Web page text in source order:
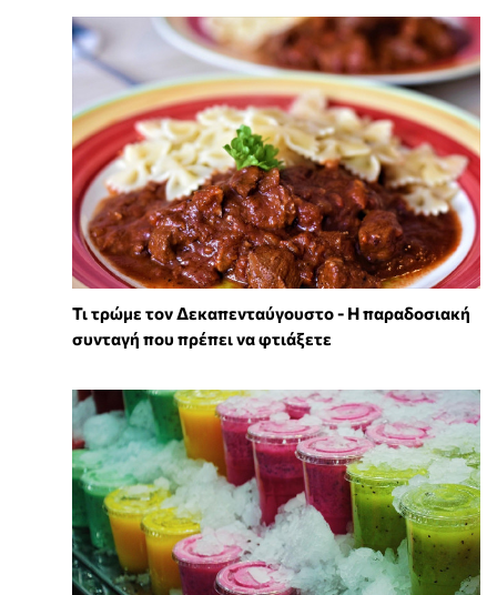
Τι τρώμε τον Δεκαπενταύγουστο - Η παραδοσιακή
συνταγή που πρέπει να φτιάξετε